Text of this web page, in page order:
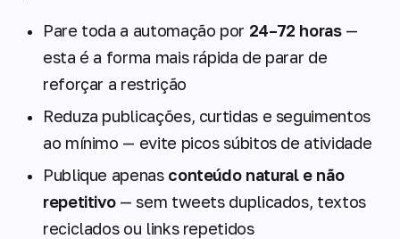
Pare toda a automação por 24–72 horas—
esta é a forma mais rápida de parar de
reforçar a restrição
Reduza publicações, curtidas e seguimentos
ao mínimo — evite picos súbitos de atividade
Publique apenas conteúdo natural e não
repetitivo— sem tweets duplicados, textos
reciclados ou links repetidos